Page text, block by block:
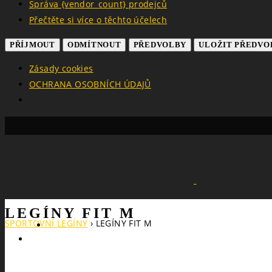
Správa {vendor_count} prodejců
Přečtěte si více o těchto účelech
PŘÍJMOUT ODMÍTNOUT PŘEDVOLBY ULOŽIT
Zásady cookies
OCHRANA OSOBNÍCH ÚDAJŮ
Search
LEGÍNY FIT M
SPORTOVNÍ LEGÍNY › LEGÍNY FIT M